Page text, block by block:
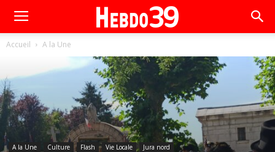
Accueil A la Une
A la Une Culture Flash Vie Locale Jura nord